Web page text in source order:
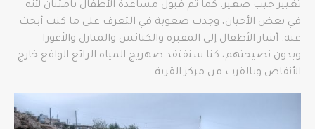
تغيير جيب صغير. كما تم قبول مساعدة الأطفال بامتنان لأنه
في بعض الأحيان، وجدت صعوبة في التعرف على ما كنت أبحث
عنه. أشار الأطفال إلى المقبرة والكنائس والمنازل والأغورا
وبدون نصيحتهم، كنا سنفتقد صهريج المياه الرائع الواقع خارج
الأنقاض وبالقرب من مركز القرية.